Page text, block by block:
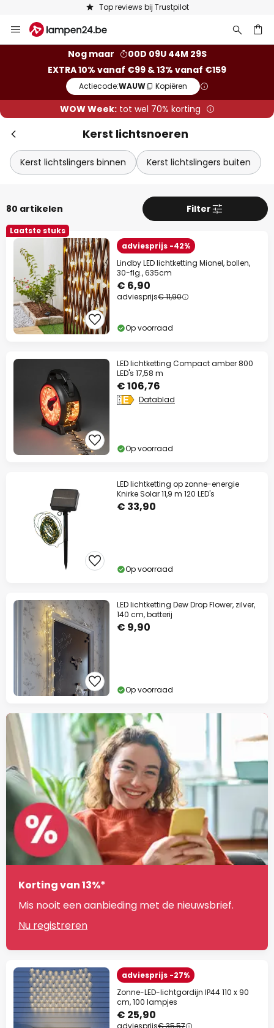
Keuze uit 50.000 lampen
naar
Nog maar
00D 09U 44M 28S
EXTRA 10% vanaf €99 & 13% vanaf €159
Actiecode:WAUW Kopiëren
WOW Week:tot wel 70% korting
Kerst lichtsnoeren
Kerst lichtslingers binnen Kerst lichtslingers buiten
80 artikelen Filter
Laatste stuks
adviesprijs -42%
Lindby LED lichtketting Mionel, bollen,
30-flg., 635cm
€ 6,90
adviesprijs€ 11,90
Op voorraad
LED lichtketting Compact amber 800
LED's 17,58 m
€ 106,76
Datablad
Op voorraad
LED lichtketting op zonne-energie
Knirke Solar 11,9 m 120 LED's
€ 33,90
Op voorraad
LED lichtketting Dew Drop Flower, zilver,
140 cm, batterij
€ 9,90
Op voorraad
Korting van 13%*
Mis nooit een aanbieding met de nieuwsbrief.
Nu registreren
adviesprijs -27%
Zonne-LED-lichtgordijn IP44 110 x 90
cm, 100 lampjes
€ 25,90